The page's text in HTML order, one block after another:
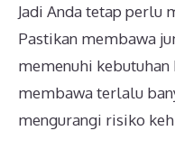
Jadi Anda tetap perlu
Pastikan membawa
memenuhi
membawa terlalu
mengurangi risiko